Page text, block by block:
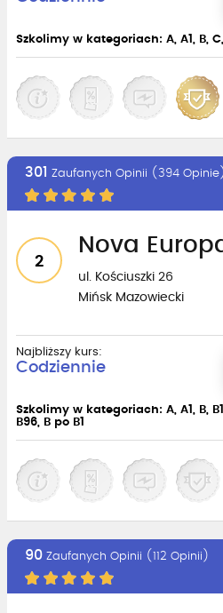
Szkolimy w kategoriach: A, A1, B, C,
301 Zaufanych Opinii (394
2
Nova
ul. Kościuszki 26
Mińsk Mazowiecki
Najbliższy kurs:
Codziennie
Szkolimy w kategoriach: A, A1, B,
B96, B po B1
90 Zaufanych Opinii (112 Opinii)